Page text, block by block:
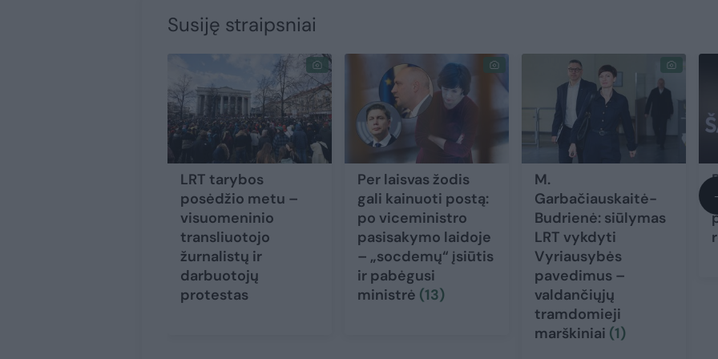
Susiję straipsniai
LRT tarybos
posėdžio metu –
visuomeninio
transliuotojo
žurnalistų ir
darbuotojų
protestas
Per laisvas žodis
gali kainuoti postą:
po viceministro
pasisakymo laidoje
– „socdemų“ įsiūtis
ir pabėgusi
ministrė (13)
M.
Garbačiauskaitė-
Budrienė: siūlymas
LRT vykdyti
Vyriausybės
pavedimus –
valdančiųjų
tramdomieji
marškiniai (1)